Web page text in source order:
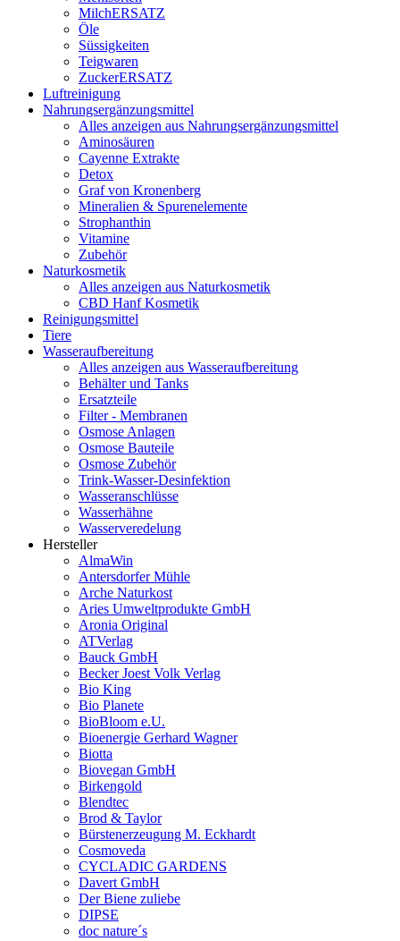
MilchERSATZ
Öle
Süssigkeiten
Teigwaren
ZuckerERSATZ
Luftreinigung
Nahrungsergänzungsmittel
Alles anzeigen aus Nahrungsergänzungsmittel
Aminosäuren
Cayenne Extrakte
Detox
Graf von Kronenberg
Mineralien & Spurenelemente
Strophanthin
Vitamine
Zubehör
Naturkosmetik
Alles anzeigen aus Naturkosmetik
CBD Hanf Kosmetik
Reinigungsmittel
Tiere
Wasseraufbereitung
Alles anzeigen aus Wasseraufbereitung
Behälter und Tanks
Ersatzteile
Filter - Membranen
Osmose Anlagen
Osmose Bauteile
Osmose Zubehör
Trink-Wasser-Desinfektion
Wasseranschlüsse
Wasserhähne
Wasserveredelung
Hersteller
AlmaWin
Antersdorfer Mühle
Arche Naturkost
Aries Umweltprodukte GmbH
Aronia Original
ATVerlag
Bauck GmbH
Becker Joest Volk Verlag
Bio King
Bio Planete
BioBloom e.U.
Bioenergie Gerhard Wagner
Biotta
Biovegan GmbH
Birkengold
Blendtec
Brod & Taylor
Bürstenerzeugung M. Eckhardt
Cosmoveda
CYCLADIC GARDENS
Davert GmbH
Der Biene zuliebe
DIPSE
doc nature´s